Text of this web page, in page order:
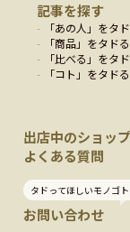
記事を探す
「あの人 」をタ
「商品」をタドる
「比べる 」をタ
「コト 」をタドる
出店中のショップ
よくある質問
タドってほしいモノゴ
お問い合わせ